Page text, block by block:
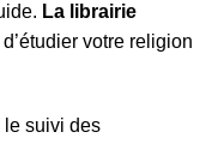
La librairie
votre religion
le suivi des